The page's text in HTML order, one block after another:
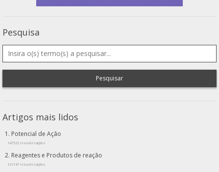
Pesquisa
Pesquisar
Artigos mais lidos
Potencial de Ação
147522 visualizações
Reagentes e Produtos de reação
121147 visualizações